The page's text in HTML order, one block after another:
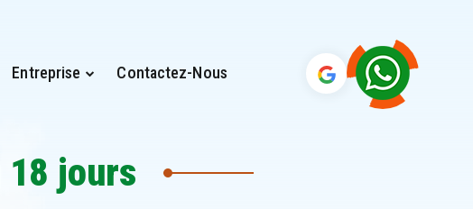
Entreprise Contactez-Nous
18 jours